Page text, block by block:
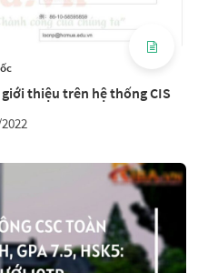
thiệu trên hệ thống CIS